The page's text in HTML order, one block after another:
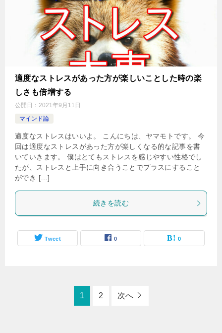
適度なストレスがあった方が楽しいことした時の楽
しさも倍増する
公開日： 2021年9月11日
マインド論
適度なストレスはいいよ。 こんにちは、ヤマモトです。 今
回は適度なストレスがあった方が楽しくなる的な記事を書
いていきます。 僕はとてもストレスを感じやすい性格でし
たが、ストレスと上手に向き合うことでプラスにすること
ができ […]
続きを読む
Tweet 0 0
1 2 次へ